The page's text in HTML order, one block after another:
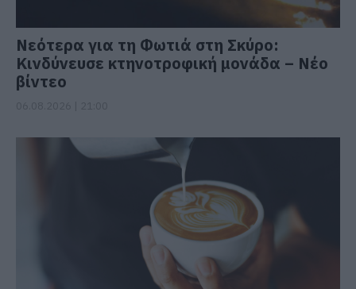
Νεότερα για τη Φωτιά στη Σκύρο:
Κινδύνευσε κτηνοτροφική μονάδα – Νέο
βίντεο